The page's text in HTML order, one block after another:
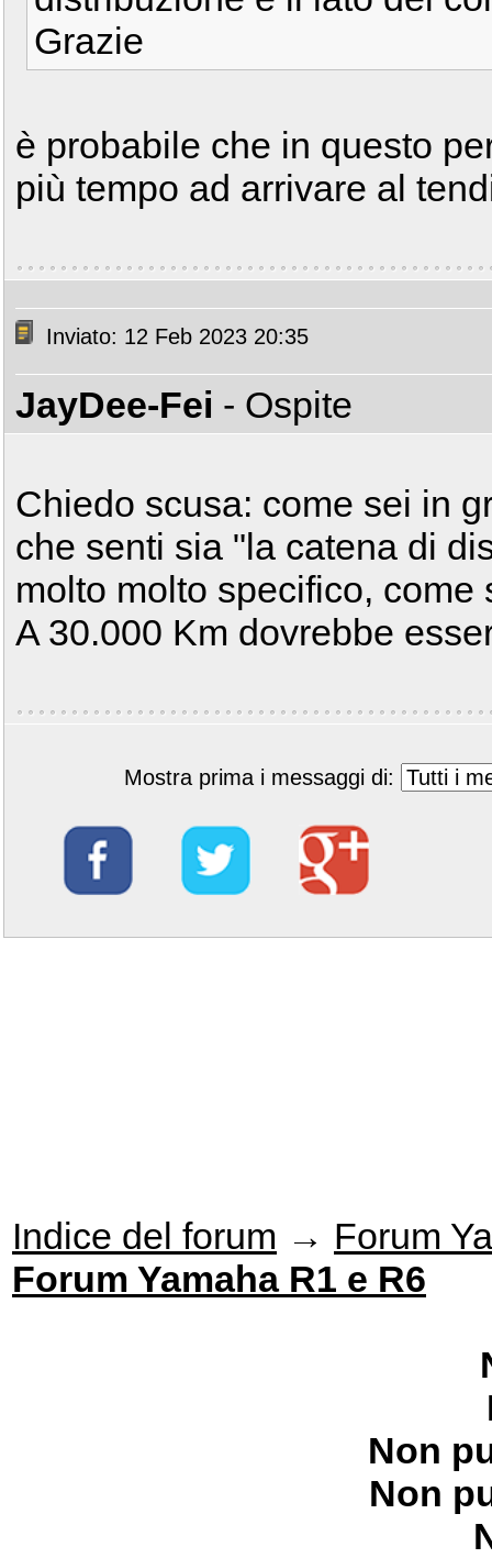
Grazie
è probabile che in questo
più tempo ad arrivare al
Inviato: 12 Feb 2023 20:35
JayDee-Fei - Ospite
Chiedo scusa: come sei in
che senti sia "la catena di
molto molto specifico,
A 30.000 Km dovrebbe
Mostra prima i messaggi di:
Indice del forum → Forum
Forum Yamaha R1 e R6
Non
Non